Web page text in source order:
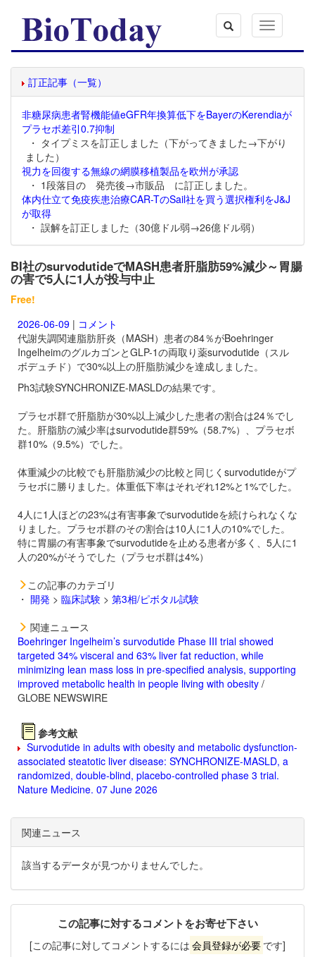
Toggle
navigation
訂正記事（一覧）
非糖尿病患者腎機能値eGFR年換算低下をBayerのKerendiaが
プラセボ差引0.7抑制
・ タイプミスを訂正しました（下がってきました→下がり
ました）
視力を回復する無線の網膜移植製品を欧州が承認
・ 1段落目の 発売後→市販品 に訂正しました。
体内仕立て免疫疾患治療CAR-TのSail社を買う選択権利をJ&J
が取得
・ 誤解を訂正しました（30億ドル弱→26億ドル弱）
BI社のsurvodutideでMASH患者肝脂肪59%減少～胃腸
の害で5人に1人が投与中止
Free!
2026-06-09 | コメント
代謝失調関連脂肪肝炎（MASH）患者の84％がBoehringer
IngelheimのグルカゴンとGLP-1の両取り薬survodutide（スル
ボデュチド）で30%以上の肝脂肪減少を達成しました。
Ph3試験SYNCHRONIZE-MASLDの結果です。
プラセボ群で肝脂肪が30%以上減少した患者の割合は24％でし
た。肝脂肪の減少率はsurvodutide群59%（58.7%）、プラセボ
群10%（9.5%）でした。
体重減少の比較でも肝脂肪減少の比較と同じく survodutideがプ
ラセボに勝りました。体重低下率はそれぞれ12%と1%でした。
4人に1人ほどの23%は有害事象でsurvodutideを続けられなくな
りました。プラセボ群のその割合は10人に1人の10%でした。
特に胃腸の有害事象でsurvodutideを止める患者が多く、5人に1
人の20%がそうでした（プラセボ群は4%）
この記事のカテゴリ
・ 開発 > 臨床試験 > 第3相/ピボタル試験
関連ニュース
Boehringer Ingelheim’s survodutide Phase III trial showed
targeted 34% visceral and 63% liver fat reduction, while
minimizing lean mass loss in pre-specified analysis, supporting
improved metabolic health in people living with obesity /
GLOBE NEWSWIRE
参考文献
Survodutide in adults with obesity and metabolic dysfunction-
associated steatotic liver disease: SYNCHRONIZE-MASLD, a
randomized, double-blind, placebo-controlled phase 3 trial.
Nature Medicine. 07 June 2026
関連ニュース
該当するデータが見つかりませんでした。
この記事に対するコメントをお寄せ下さい
[この記事に対してコメントするには 会員登録が必要 です]